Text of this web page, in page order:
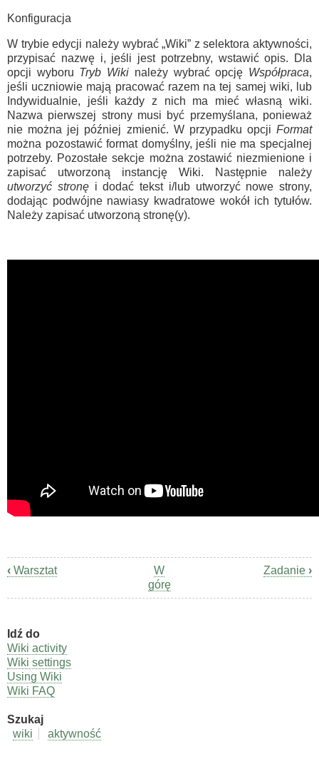
Konfiguracja
W trybie edycji należy wybrać „Wiki” z selektora aktywności,
przypisać nazwę i, jeśli jest potrzebny, wstawić opis. Dla
opcji wyboru Tryb Wiki należy wybrać opcję Współpraca,
jeśli uczniowie mają pracować razem na tej samej wiki, lub
Indywidualnie, jeśli każdy z nich ma mieć własną wiki.
Nazwa pierwszej strony musi być przemyślana, ponieważ
nie można jej później zmienić. W przypadku opcji Format
można pozostawić format domyślny, jeśli nie ma specjalnej
potrzeby. Pozostałe sekcje można zostawić niezmienione i
zapisać utworzoną instancję Wiki. Następnie należy
utworzyć stronęi dodać tekst i/lub utworzyć nowe strony,
dodając podwójne nawiasy kwadratowe wokół ich tytułów.
Należy zapisać utworzoną stronę(y).
Odnośniki
nawigacji
Kurs
w
Moodle
‹ Warsztat
W
górę
Zadanie ›
Idź do
Wiki activity
Wiki settings
Using Wiki
Wiki FAQ
Szukaj
wiki
aktywność